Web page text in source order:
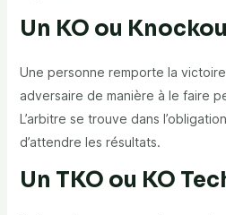
Un KO ou
Une personne remporte la
adversaire de manière à le faire
L’arbitre se trouve dans
d’attendre les résultats.
Un TKO ou KO